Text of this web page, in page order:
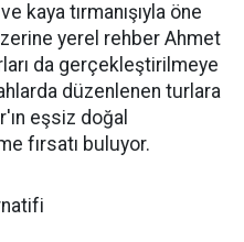
kaya tırmanışıyla öne
yerel rehber Ahmet
da gerçekleştirilmeye
düzenlenen turlara
eşsiz doğal
fırsatı buluyor.